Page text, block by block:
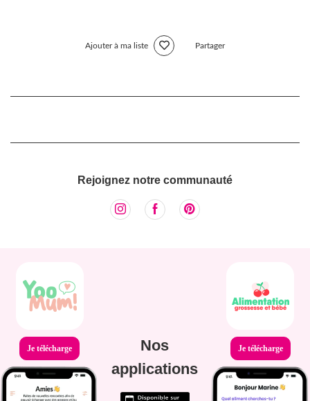
Ajouter à ma liste Partager
Rejoignez notre communauté
Je télécharge
Nos
applications
Je télécharge